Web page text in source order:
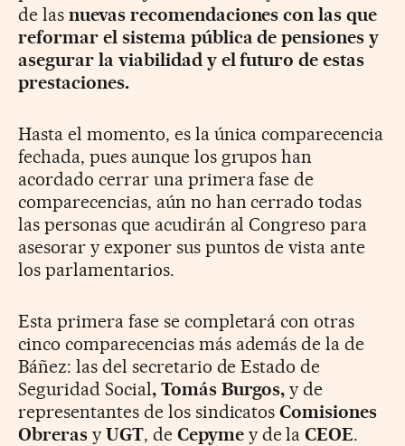
de las nuevas recomendaciones con las que
reformar el sistema pública de pensiones y
asegurar la viabilidad y el futuro de estas
prestaciones.
Hasta el momento, es la única comparecencia
fechada, pues aunque los grupos han
acordado cerrar una primera fase de
comparecencias, aún no han cerrado todas
las personas que acudirán al Congreso para
asesorar y exponer sus puntos de vista ante
los parlamentarios.
Esta primera fase se completará con otras
cinco comparecencias más además de la de
Báñez: las del secretario de Estado de
Seguridad Social, Tomás Burgos, y de
representantes de los sindicatosComisiones
Obrerasy UGT, de Cepymey de laCEOE.